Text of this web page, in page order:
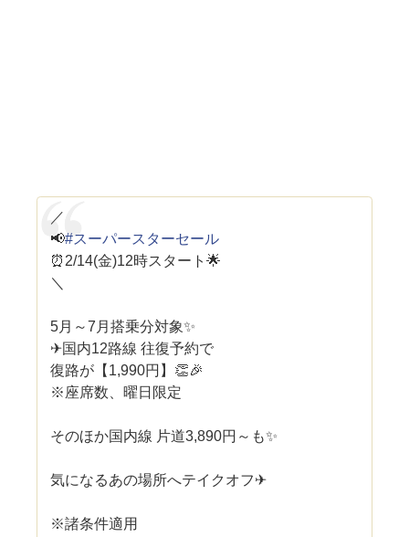
／
📢#スーパースターセール
⏰2/14(金)12時スタート🌟
＼
5月～7月搭乗分対象✨
✈国内12路線 往復予約で
復路が【1,990円】👏🎉
※座席数、曜日限定
そのほか国内線 片道3,890円～も✨
気になるあの場所へテイクオフ✈
※諸条件適用